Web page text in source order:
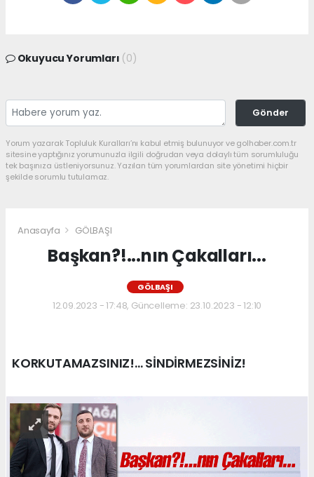
Okuyucu Yorumları (0)
Gönder
Yorum yazarak Topluluk Kuralları’nı kabul etmiş bulunuyor ve golhaber.com.tr
sitesine yaptığınız yorumunuzla ilgili doğrudan veya dolaylı tüm sorumluluğu
tek başınıza üstleniyorsunuz. Yazılan tüm yorumlardan site yönetimi hiçbir
şekilde sorumlu tutulamaz.
Anasayfa GÖLBAŞI
Başkan?!...nın Çakalları...
GÖLBAŞI
12.09.2023 - 17:48, Güncelleme: 23.10.2023 - 12:10
KORKUTAMAZSINIZ!... SİNDİRMEZSİNİZ!